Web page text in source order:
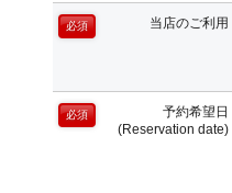
必須 当店のご利用
必須
予約希望日
(Reservation date)